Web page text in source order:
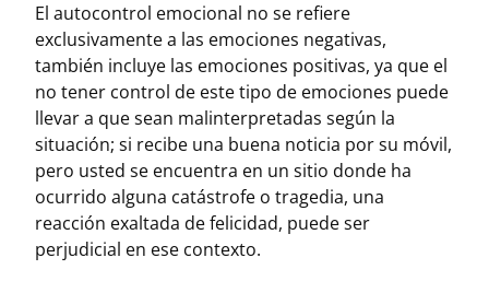
El autocontrol emocional no se refiere
exclusivamente a las emociones negativas,
también incluye las emociones positivas, ya que el
no tener control de este tipo de emociones puede
llevar a que sean malinterpretadas según la
situación; si recibe una buena noticia por su móvil,
pero usted se encuentra en un sitio donde ha
ocurrido alguna catástrofe o tragedia, una
reacción exaltada de felicidad, puede ser
perjudicial en ese contexto.